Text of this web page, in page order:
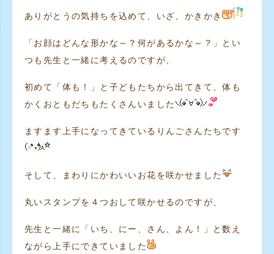
ありがとうの気持ちを込めて、いざ、かきかき
「お顔はどんな形かな～？何があるかな～？」とい
つも先生と一緒に考えるのですが、
初めて「体も！」と子どもたちから出てきて、体も
かくおともだちもたくさんいました
ますます上手になってきているりんごさんたちです
そして、まわりにかわいいお花を咲かせました
丸いスタンプを４つおして咲かせるのですが、
先生と一緒に「いち、にー、さん、よん！」と数え
ながら上手にできていました